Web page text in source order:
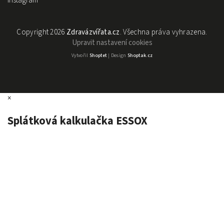
Copyright 2026 Zdravázvířata.cz. Všechna práva vyhrazena.
Upravit nastavení cookies
Vytvořil Shoptet| Design Shoptak.cz
×
Splátková kalkulačka ESSOX